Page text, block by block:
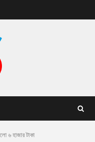
৬ হাজার টাকা